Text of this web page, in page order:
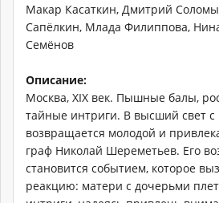
Макар Касаткин, Дмитрий
Сапёлкин, Млада Филиппова,
Семёнов
Описание:
Москва, XIX век. Пышные балы,
тайные интриги. В высший свет
возвращается молодой и
граф Николай Шереметьев. Его
становится событием, которое
реакцию: матери с дочерьми